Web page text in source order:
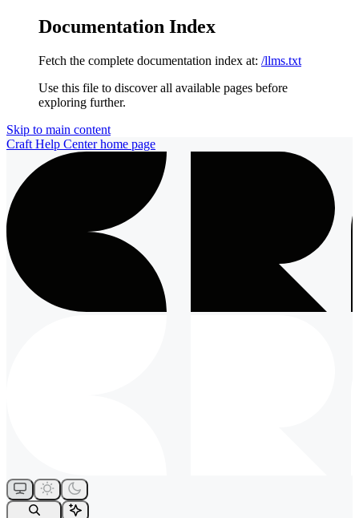
Documentation Index
Fetch the complete documentation index at: /llms.txt
Use this file to discover all available pages before
exploring further.
Skip to main content
Craft Help Centerhome page